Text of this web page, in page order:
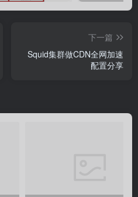
下一篇
Squid集群做CDN全网加速
配置分享